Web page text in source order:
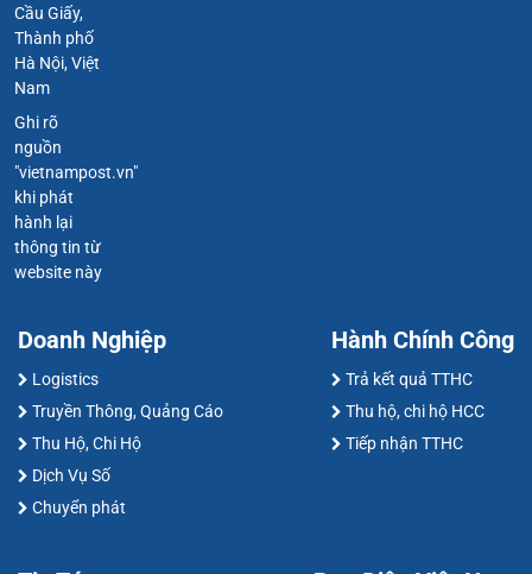
Cầu Giấy,
Thành phố
Hà Nội, Việt
Nam
Ghi rõ
nguồn
"vietnampost.vn"
khi phát
hành lại
thông tin từ
website này
Doanh Nghiệp
Logistics
Truyền Thông, Quảng Cáo
Thu Hộ, Chi Hộ
Dịch Vụ Số
Chuyển phát
Hành Chính Công
Trả kết quả TTHC
Thu hộ, chi hộ HCC
Tiếp nhận TTHC